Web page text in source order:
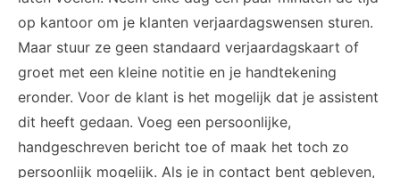
op kantoor om je klanten verjaardagswensen sturen.
Maar stuur ze geen standaard verjaardagskaart of
groet met een kleine notitie en je handtekening
eronder. Voor de klant is het mogelijk dat je assistent
dit heeft gedaan. Voeg een persoonlijke,
handgeschreven bericht toe of maak het toch zo
persoonlijk mogelijk. Als je in contact bent gebleven,